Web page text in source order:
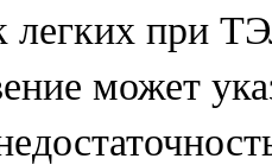
легких при
может